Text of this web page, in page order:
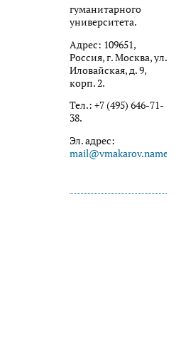
гуманитарного
университета.
Адрес: 109651,
Россия, г. Москва, ул.
Иловайская, д. 9,
корп. 2.
Тел.: +7 (495) 646-71-
38.
Эл. адрес:
mail@vmakarov.name